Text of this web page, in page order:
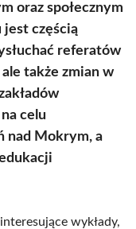
oraz społecznym
częścią
referatów
także zmian w
celu
nad Mokrym, a
wykłady,